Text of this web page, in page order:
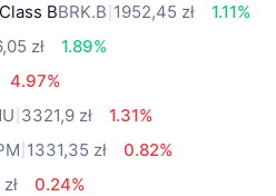
BBRK.B 1952,45 zł
1.11%
zł
1.89%
4.97%
3321,9 zł
1.31%
1331,35 zł
0.82%
0.24%